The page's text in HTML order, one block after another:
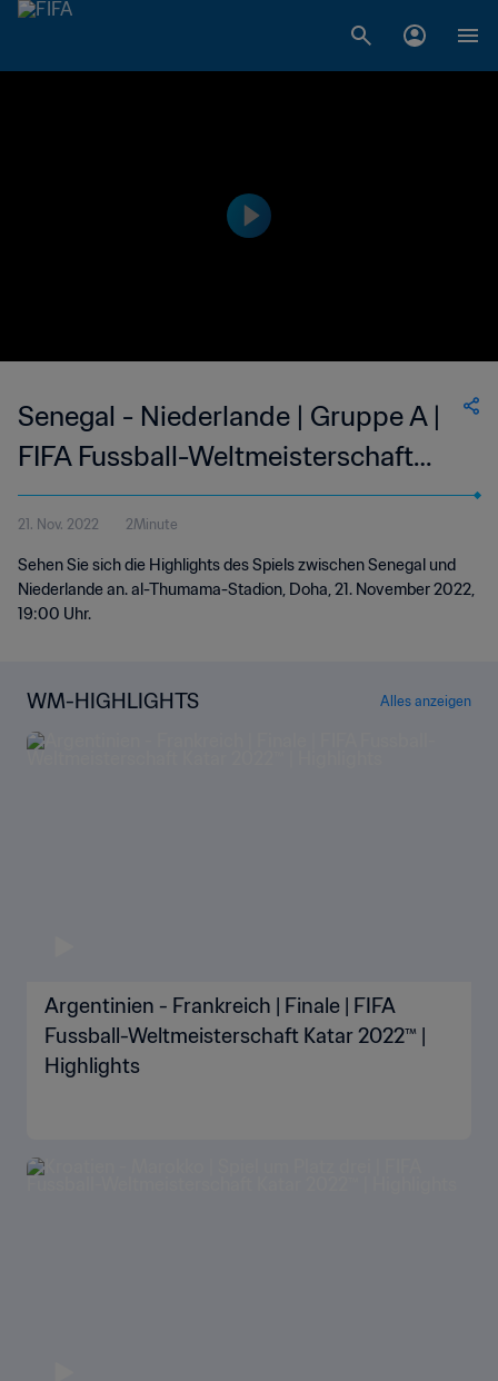
Senegal - Niederlande | Gruppe A |
FIFA Fussball-Weltmeisterschaft
Katar 2022™ | Highlights
21. Nov. 2022 2Minute
Sehen Sie sich die Highlights des Spiels zwischen Senegal und
Niederlande an. al-Thumama-Stadion, Doha, 21. November 2022,
19:00 Uhr.
WM-HIGHLIGHTS Alles anzeigen
Argentinien - Frankreich | Finale | FIFA
Fussball-Weltmeisterschaft Katar 2022™ |
Highlights